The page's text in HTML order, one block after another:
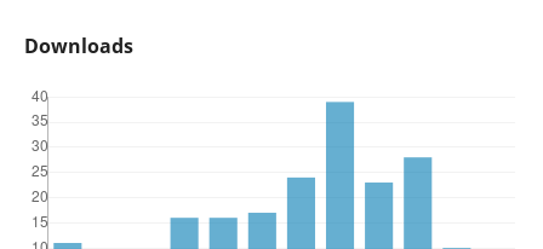
Downloads